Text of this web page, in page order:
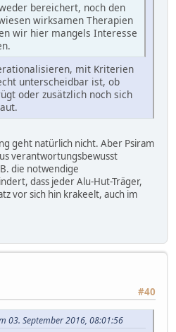
bereichert, noch den
wirksamen Therapien
wir hier mangels Interesse
mit Kriterien
unterscheidbar ist, ob
oder zusätzlich noch sich
geht natürlich nicht. Aber Psiram
verantwortungsbewusst
die notwendige
dass jeder Alu-Hut-Träger,
vor sich hin krakeelt, auch im
#40
03. September 2016, 08:01:56